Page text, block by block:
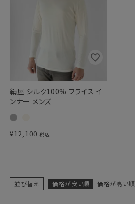
絹屋 シルク100% フライス イ
ンナー メンズ
¥12,100 税込
並び替え 価格が安い順 価格が高い順